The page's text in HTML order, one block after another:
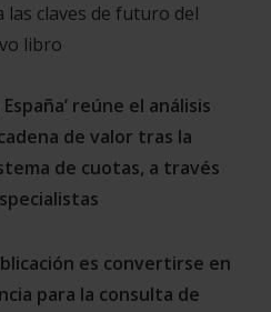
las claves de futuro del
libro
reúne el análisis
de valor tras la
de cuotas, a través
es convertirse en
para la consulta de